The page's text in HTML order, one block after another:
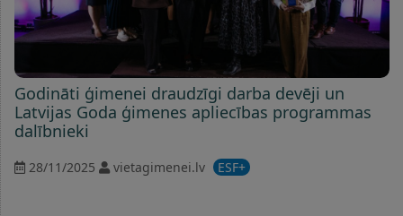
Godināti ģimenei draudzīgi darba devēji un
Latvijas Goda ģimenes apliecības programmas
dalībnieki
28/11/2025 vietagimenei.lv ESF+